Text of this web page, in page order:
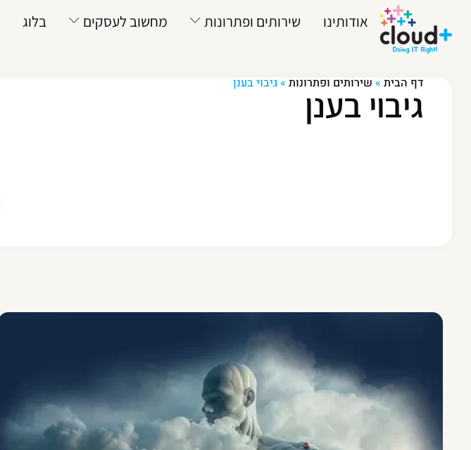
אודותינו שירותים ופתרונות מחשוב לעסקים בלוג
דף הבית » שירותים ופתרונות »גיבוי בענן גיבוי בענן